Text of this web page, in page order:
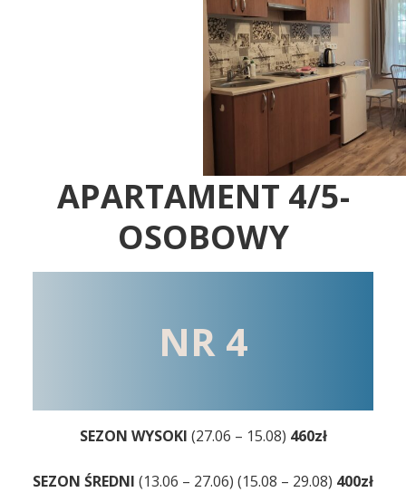
APARTAMENT 4/5-
OSOBOWY
NR 4
SEZON WYSOKI (27.06 – 15.08) 460zł
SEZON ŚREDNI (13.06 – 27.06) (15.08 – 29.08) 400zł